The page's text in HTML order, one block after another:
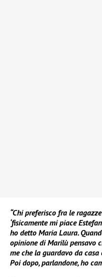
“Chi preferisco fra le
‘fisicamente mi piace
ho detto Maria Laura.
opinione di Marilù pensavo
me che la guardavo da casa
Poi dopo, parlandone, ho